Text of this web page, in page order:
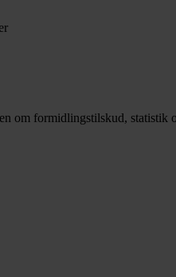
om formidlingstilskud, statistik